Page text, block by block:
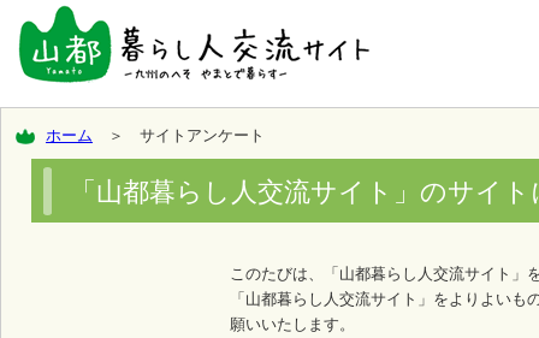
ホーム ＞ サイトアンケート
「山都暮らし人交流サイト」のサイ
このたびは、「山都暮らし人交流サイト」
「山都暮らし人交流サイト」をよりよい
願いいたします。